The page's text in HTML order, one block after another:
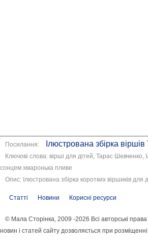
Посилання: Ілюстрована збірка
Ключові слова: вірші для дітей, Тарас Шевченко,
сонцем хмаронька пливе
Опис: Ілюстрована збірка коротких віршиків
Статті Новини Корисні ресурси
© Мала Сторінка, 2009 -2026 Всі авторські
новин і статей сайту дозволяється при